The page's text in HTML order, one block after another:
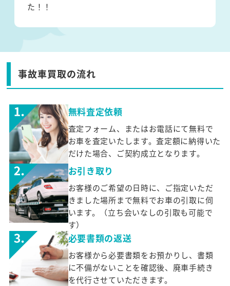
た！！
事故車買取の流れ
無料査定依頼
査定フォーム、またはお電話にて無料で
お車を査定いたします。査定額に納得いた
だけた場合、ご契約成立となります。
お引き取り
お客様のご希望の日時に、ご指定いただ
きました場所まで無料でお車の引取に伺
います。（立ち会いなしの引取も可能で
す）
必要書類の返送
お客様から必要書類をお預かりし、書類
に不備がないことを確認後、廃車手続き
を代行させていただきます。